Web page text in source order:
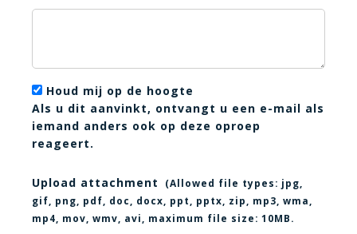
Houd mij op de hoogte
Als u dit aanvinkt, ontvangt u een e-mail als
iemand anders ook op deze oproep
reageert.
Upload attachment (Allowed file types: jpg,
gif, png, pdf, doc, docx, ppt, pptx, zip, mp3, wma,
mp4, mov, wmv, avi
, maximum file size: 10MB.